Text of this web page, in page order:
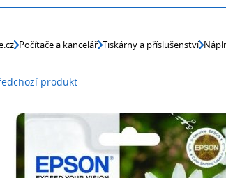
Počítače a kancelář Tiskárny a příslušenství
produkt